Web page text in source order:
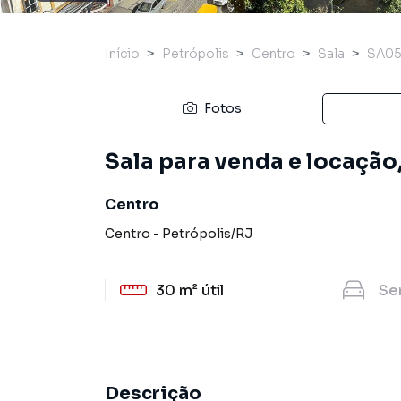
Início Petrópolis Centro Sala
Fotos
Sala para venda e
Centro
Centro - Petrópolis/RJ
30 m² útil
Descrição